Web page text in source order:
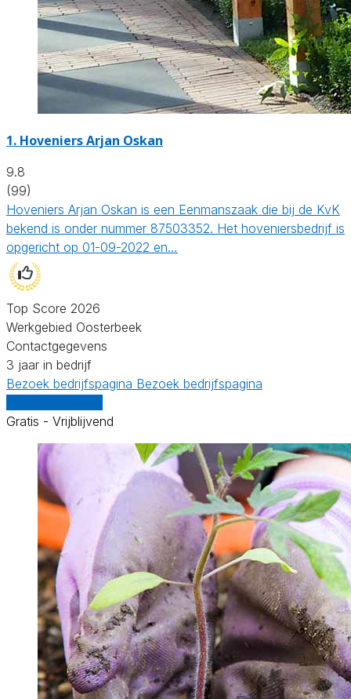
1. Hoveniers Arjan Oskan
9.8
(99)
Hoveniers Arjan Oskan is een Eenmanszaak die bij de KvK
bekend is onder nummer 87503352. Het hoveniersbedrijf is
opgericht op 01-09-2022 en…
Top Score 2026
Werkgebied Oosterbeek
Contactgegevens
3 jaar in bedrijf
Bezoek bedrijfspagina Bezoek bedrijfspagina
Gratis - Vrijblijvend